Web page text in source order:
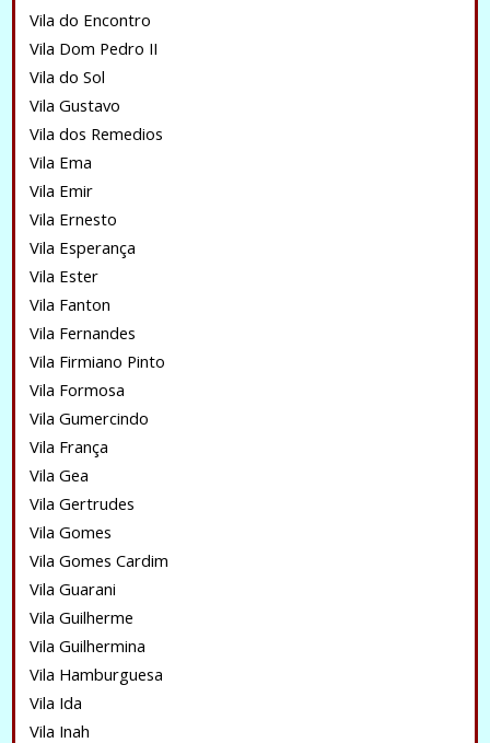
Vila do Encontro
Vila Dom Pedro II
Vila do Sol
Vila Gustavo
Vila dos Remedios
Vila Ema
Vila Emir
Vila Ernesto
Vila Esperança
Vila Ester
Vila Fanton
Vila Fernandes
Vila Firmiano Pinto
Vila Formosa
Vila Gumercindo
Vila França
Vila Gea
Vila Gertrudes
Vila Gomes
Vila Gomes Cardim
Vila Guarani
Vila Guilherme
Vila Guilhermina
Vila Hamburguesa
Vila Ida
Vila Inah